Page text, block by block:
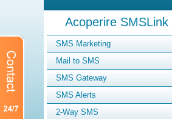
Acoperire
SMS Marketing
Mail to SMS
SMS Gateway
SMS Alerts
2-Way SMS